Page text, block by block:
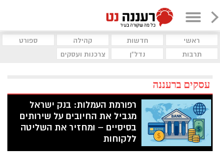
ראשי חדשות קהילה
ספורט
תרבות
נדל"ן צרכנות ועסקים
עסקים ברעננה
רפורמת העמלות: בנק ישראל
מגביל את החיובים על שירותים
בסיסיים – ומחזיר את השליטה
ללקוחות
לכתבנו ברעננה נט נודע כי הפיקוח על